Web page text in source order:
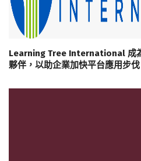
Learning Tree International 成
夥伴，以助企業加快平台應用步伐